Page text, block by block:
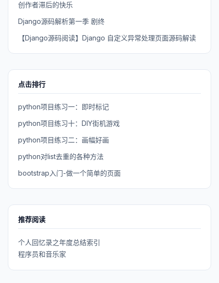
创作者滞后的快乐
Django源码解析第一季 剧终
【Django源码阅读】Django 自定义异常处理页面源码解读
点击排行
python项目练习一：即时标记
python项目练习十：DIY街机游戏
python项目练习二：画幅好画
python对list去重的各种方法
bootstrap入门-做一个简单的页面
推荐阅读
个人回忆录之年度总结索引
程序员和音乐家